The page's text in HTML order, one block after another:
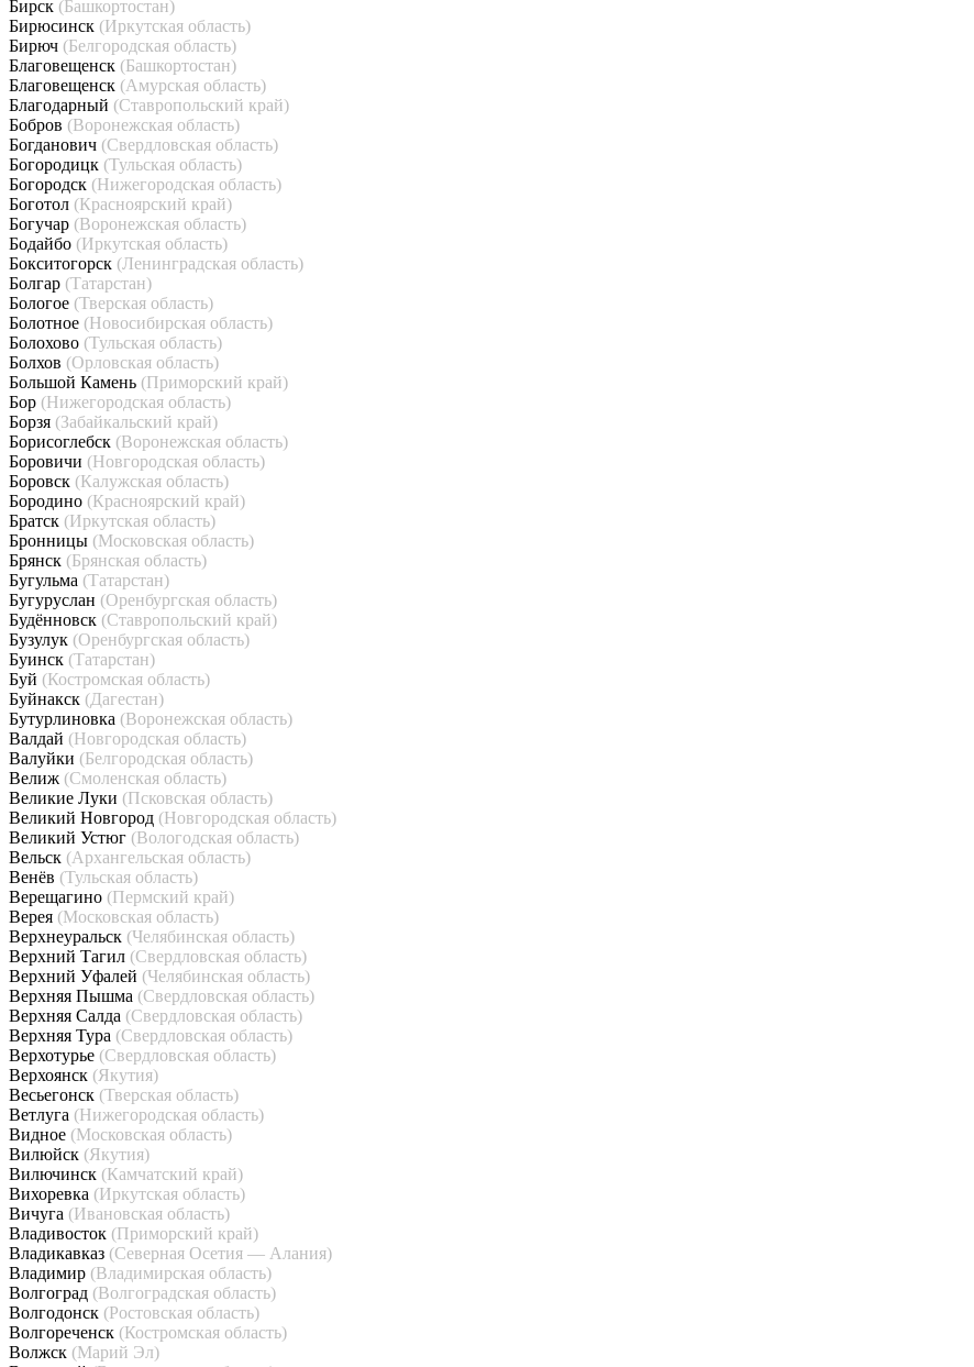
Бирск (Башкортостан)
Бирюсинск (Иркутская область)
Бирюч (Белгородская область)
Благовещенск (Башкортостан)
Благовещенск (Амурская область)
Благодарный (Ставропольский край)
Бобров (Воронежская область)
Богданович (Свердловская область)
Богородицк (Тульская область)
Богородск (Нижегородская область)
Боготол (Красноярский край)
Богучар (Воронежская область)
Бодайбо (Иркутская область)
Бокситогорск (Ленинградская область)
Болгар (Татарстан)
Бологое (Тверская область)
Болотное (Новосибирская область)
Болохово (Тульская область)
Болхов (Орловская область)
Большой Камень (Приморский край)
Бор (Нижегородская область)
Борзя (Забайкальский край)
Борисоглебск (Воронежская область)
Боровичи (Новгородская область)
Боровск (Калужская область)
Бородино (Красноярский край)
Братск (Иркутская область)
Бронницы (Московская область)
Брянск (Брянская область)
Бугульма (Татарстан)
Бугуруслан (Оренбургская область)
Будённовск (Ставропольский край)
Бузулук (Оренбургская область)
Буинск (Татарстан)
Буй (Костромская область)
Буйнакск (Дагестан)
Бутурлиновка (Воронежская область)
Валдай (Новгородская область)
Валуйки (Белгородская область)
Велиж (Смоленская область)
Великие Луки (Псковская область)
Великий Новгород (Новгородская область)
Великий Устюг (Вологодская область)
Вельск (Архангельская область)
Венёв (Тульская область)
Верещагино (Пермский край)
Верея (Московская область)
Верхнеуральск (Челябинская область)
Верхний Тагил (Свердловская область)
Верхний Уфалей (Челябинская область)
Верхняя Пышма (Свердловская область)
Верхняя Салда (Свердловская область)
Верхняя Тура (Свердловская область)
Верхотурье (Свердловская область)
Верхоянск (Якутия)
Весьегонск (Тверская область)
Ветлуга (Нижегородская область)
Видное (Московская область)
Вилюйск (Якутия)
Вилючинск (Камчатский край)
Вихоревка (Иркутская область)
Вичуга (Ивановская область)
Владивосток (Приморский край)
Владикавказ (Северная Осетия — Алания)
Владимир (Владимирская область)
Волгоград (Волгоградская область)
Волгодонск (Ростовская область)
Волгореченск (Костромская область)
Волжск (Марий Эл)